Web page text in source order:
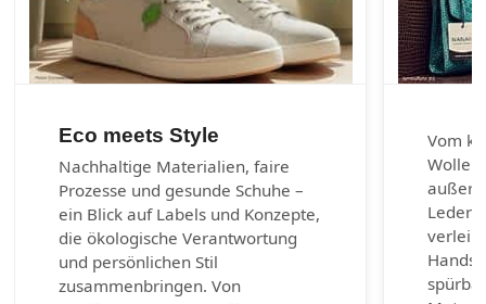
Eco meets Style
Nachhaltige Materialien, faire
Prozesse und gesunde Schuhe –
ein Blick auf Labels und Konzepte,
die ökologische Verantwortung
und persönlichen Stil
zusammenbringen. Von
Vom
Wolle